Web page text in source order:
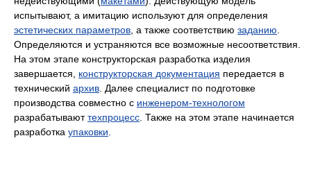
испытывают, а имитацию используют для определения
эстетических параметров , а также соответствию заданию
Определяются и устраняются все возможные несоответствия.
На этом этапе конструкторская разработка изделия
завершается, конструкторская документация передается в
технический архив . Далее специалист по подготовке
производства совместно с инженером-технологом
разрабатываюттехпроцесс . Также на этом этапе начинается
разработка упаковки